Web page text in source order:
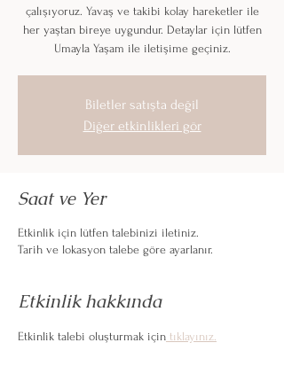
çalışıyoruz. Yavaş ve takibi kolay hareketler ile
her yaştan bireye uygundur. Detaylar için lütfen
Umayla Yaşam ile iletişime geçiniz.
Biletler satışta değil
Diğer etkinlikleri gör
Saat ve Yer
Etkinlik için lütfen talebinizi iletiniz.
Tarih ve lokasyon talebe göre ayarlanır.
Etkinlik hakkında
Etkinlik talebi oluşturmak için tıklayınız.